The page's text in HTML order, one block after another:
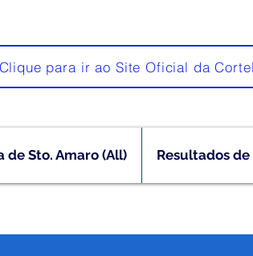
Clique para ir ao Site Oficial da Cortel
de Sto. Amaro (All) Resultados